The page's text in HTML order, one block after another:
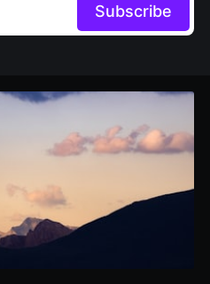
Subscribe